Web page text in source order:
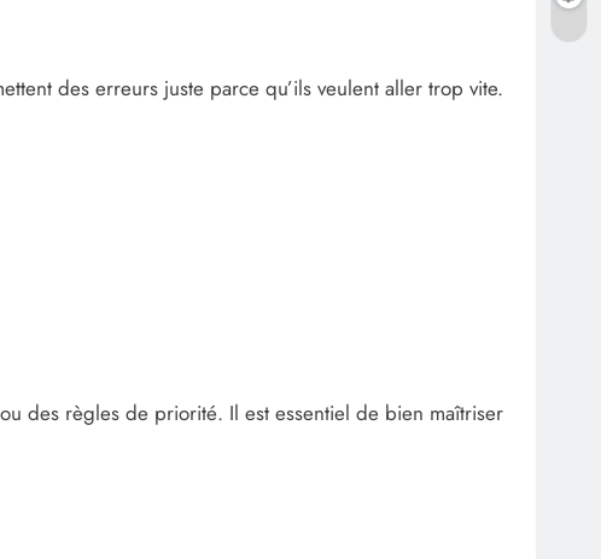
des erreurs juste parce qu’ils veulent aller trop vite.
des règles de priorité. Il est essentiel de bien maîtriser